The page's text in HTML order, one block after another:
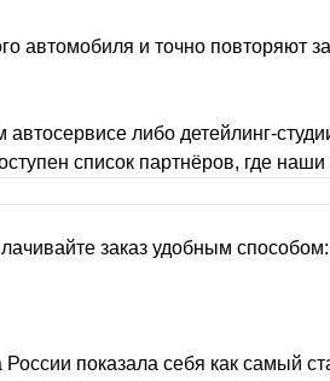
автомобиля и точно
либо детейлинг-
список партнёров, где
заказ удобным
России показала себя как самый